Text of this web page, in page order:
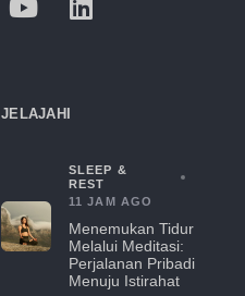
JELAJAHI
SLEEP &
REST
11 JAM AGO
Menemukan Tidur
Melalui Meditasi:
Perjalanan Pribadi
Menuju Istirahat